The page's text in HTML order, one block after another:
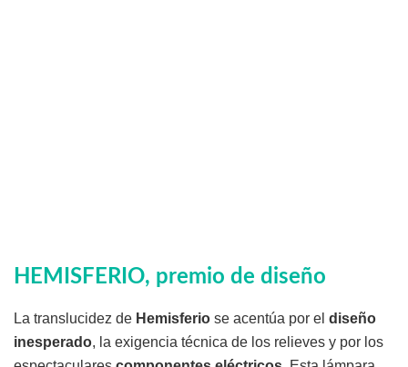
HEMISFERIO, premio de diseño
La translucidez de Hemisferio se acentúa por el diseño
inesperado, la exigencia técnica de los relieves y por los